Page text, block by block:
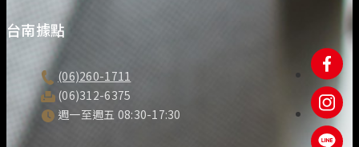
台南據點
(06)260-1711
(06)312-6375
週一至週五 08:30-17:30